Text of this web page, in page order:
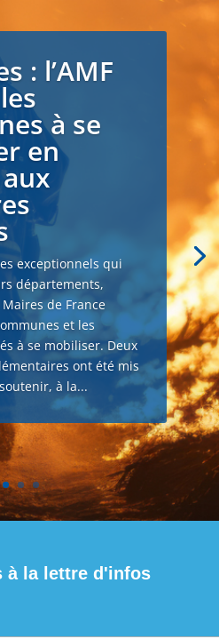
: l’AMF
à se
en
exceptionnels qui
départements,
de France
et les
à se mobiliser. Deux
ont été mis
à la...
à la lettre d'infos